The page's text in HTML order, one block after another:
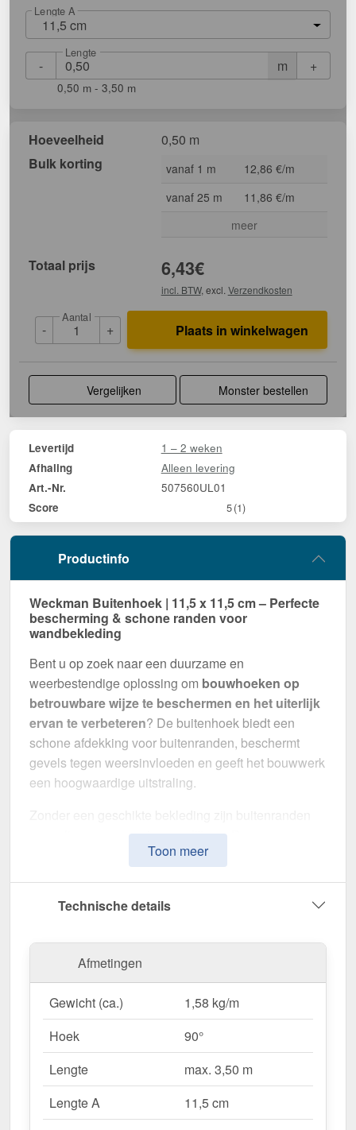
Lengte A
11,5 cm
- m
Lengte
+
0,50 m - 3,50 m
Hoeveelheid
0,50 m
Bulk korting
vanaf 1 m
12,86 €/m
vanaf 25 m
11,86 €/m
meer
Totaal prijs 6,43€
incl. BTW, excl. Verzendkosten
-
Aantal
+ Plaats in winkelwagen
Vergelijken Monster bestellen
Levertijd 1 – 2 weken
Afhaling Alleen levering
Art.-Nr. 507560UL01
Score 5(1)
Productinfo
Weckman Buitenhoek | 11,5 x 11,5 cm – Perfecte
bescherming & schone randen voor
wandbekleding
Bent u op zoek naar een duurzame en
weerbestendige oplossing om bouwhoeken op
betrouwbare wijze te beschermen en het uiterlijk
ervan te verbeteren? De buitenhoek biedt een
schone afdekking voor buitenranden, beschermt
gevels tegen weersinvloeden en geeft het bouwwerk
een hoogwaardige uitstraling.
gevoelig voor verwering en slijtage. Deze
buitenhoek is speciaal ontwikkeld om hoeken
met zijn eenvoudige montage, hoge weerstand en
Gemaakt vanStaalmet een
mm, biedt dit zetwerk een hoge stabiliteit. Delengte
van max. 3,50 m
kunt u deze gemakkelijk aan uw
coatingin Chroomoxydegroen (RAL 6020)
het materiaal permanent beschermd tegen corrosie.
Waarom Buitenhoek | 11,5 x 11,5 cm?
Toon meer
Technische details
Afmetingen
Gewicht (ca.)
1,58 kg/m
Hoek
90°
Lengte
max. 3,50 m
Lengte A
11,5 cm